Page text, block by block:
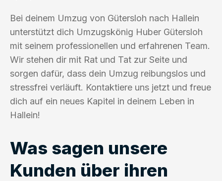
Bei deinem Umzug von Gütersloh nach Hallein
unterstützt dich Umzugskönig Huber Gütersloh
mit seinem professionellen und erfahrenen Team.
Wir stehen dir mit Rat und Tat zur Seite und
sorgen dafür, dass dein Umzug reibungslos und
stressfrei verläuft. Kontaktiere uns jetzt und freue
dich auf ein neues Kapitel in deinem Leben in
Hallein!
Was sagen unsere
Kunden über ihren